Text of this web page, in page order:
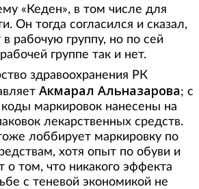
«Кеден», в том числе для
Он тогда согласился и сказал,
рабочую группу, но по сей
группе так и нет.
здравоохранения РК
Акмарал Альназарова; с
маркировок нанесены на
лекарственных средств.
лоббирует маркировку по
хотя опыт по обуви и
о том, что никакого эффекта
с теневой экономикой не